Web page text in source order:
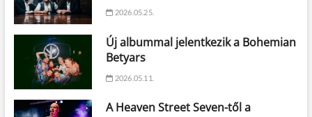
2026.05.25.
Új albummal jelentkezik a Bohemian
Betyars
2026.05.11.
A Heaven Street Seven-től a